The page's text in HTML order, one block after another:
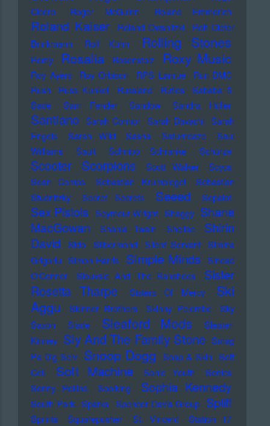
Cicero
Roger McGuinn Roland Emmerich
Roland Kaiser Roland Owsnitzki
Rolf Dieter
Brinkmann
Rolf Kühn Rolling Stones
Romy Rosalia Rosenstolz Roxy Music
Roy Ayers Roy Orbison RPS Lanrue
Run-DMC
Rush
Russ Kunkel Russland Rutles
Sababa 5
Sade
Sam Fender Sandow Sandra Hüller
Santiano Sarah Connor Sarah Davachi Sarah
Engels
Sarah Wild Sasha Saturndaze
Saul
Williams
Sault Schnipo Schranke Schürze
Scooter Scorpions Scott Walker
Scycs
Sean Combs
Sebastian Krumbiegel
Sebastian
Studnitzky
Secret Secrets Seeed Sepalot
Sex Pistols Seymour Wright Shaggy Shane
MacGowan
Shania Twain Shellac
Shirin
David
Sido Silbermond Silent Servant Simina
Grigoriu Simon Harris Simple Minds Sinead
O'Connor
Siouxsie And The Banshees
Sister
Rosetta Tharpe
Sisters Of Mercy
Ski
Aggu
Skinner Brothers Skinny Pelembe
Sky
Saxon
Slade Sleaford Mods
Sleater-
Kinney Sly And The Family Stone Smag
Pa Dig Selv Snoop Dogg Soap & Skin Soft
Cell
Soft Machine Sonic Youth
Sonics
Sonny Rollins
Soolking Sophia Kennedy
South Park Sparks Spencer Davis Group Spliff
Sprints Squarepusher St. Vincent
Station 17